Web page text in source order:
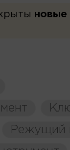
новые
Режущий